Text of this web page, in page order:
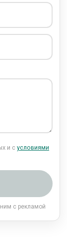
и с условиями
с рекламой